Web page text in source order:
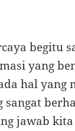
begitu
yang
hal yang
sangat
jawab